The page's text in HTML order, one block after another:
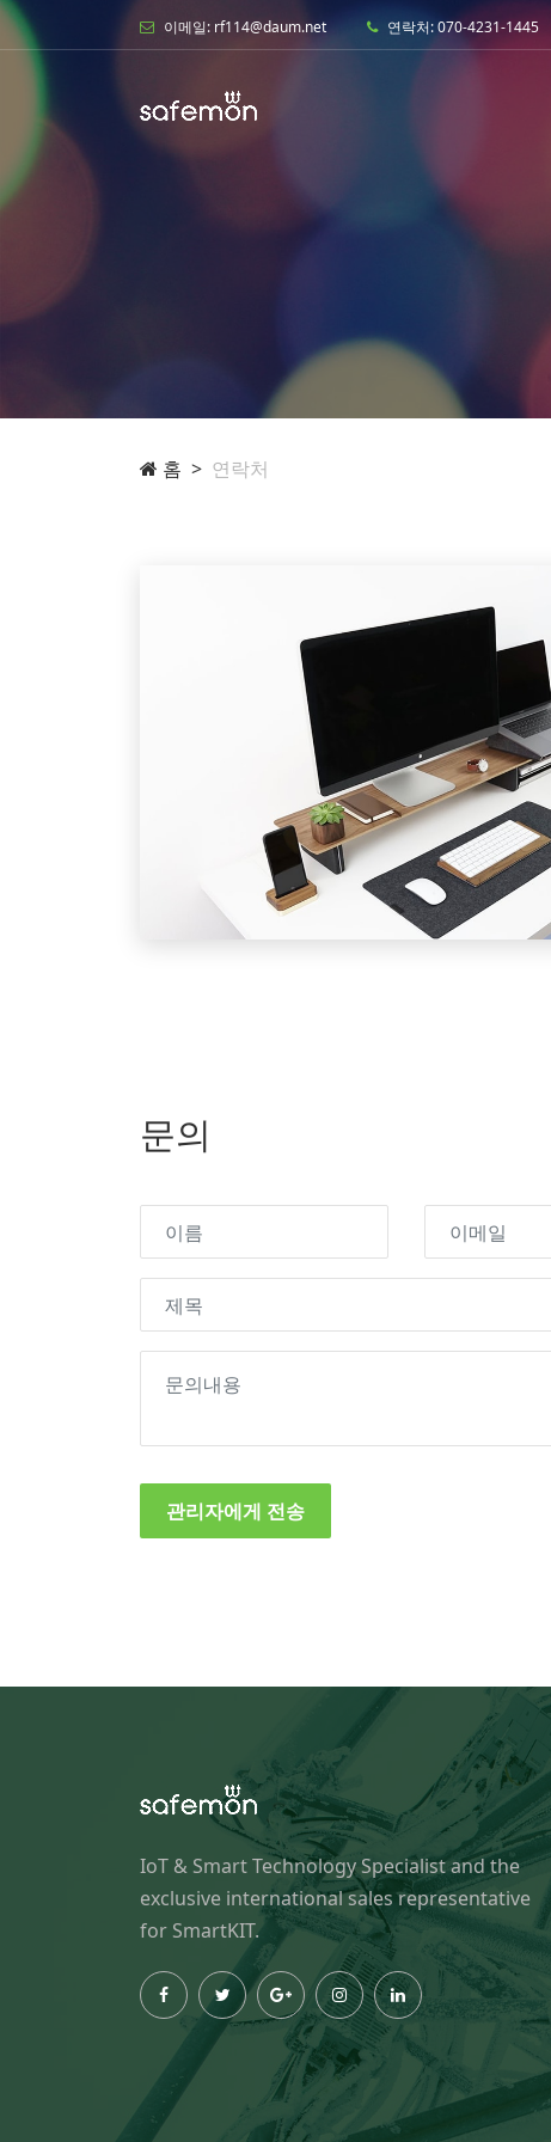
이메일: rf114@daum.net 연락처: 070-4231-1445
홈 연락처
문의
관리자에게 전송
IoT & Smart Technology Specialist and the
exclusive international sales representative
for SmartKIT.